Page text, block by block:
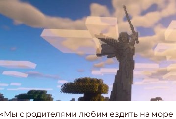
«Мы с родителями любим ездить на море